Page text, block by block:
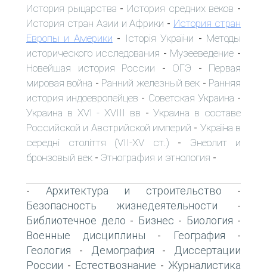
История рыцарства - История средних веков -
История стран Азии и Африки - История стран
Европы и Америки - Історія України - Методы
исторического исследования - Музееведение -
Новейшая история России - ОГЭ - Первая
мировая война - Ранний железный век - Ранняя
история индоевропейцев - Советская Украина -
Украина в XVI - XVIII вв -Украина в составе
Российской и Австрийской империй - Україна в
середні століття (VII-XV ст.) - Энеолит и
бронзовый век - Этнография и этнология -
- Архитектура и строительство -
Безопасность жизнедеятельности -
Библиотечное дело - Бизнес - Биология -
Военные дисциплины - География -
Геология - Демография -
Диссертации
России - Естествознание - Журналистика